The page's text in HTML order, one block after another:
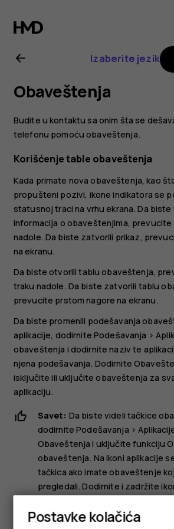
Nokia
8.1
uputstvo
za
korisnika
Izaberite jezik
Obaveštenja
Budite u kontaktu sa onim šta se
telefonu pomoću obaveštenja.
Korišćenje table obaveštenja
Kada primate nova obaveštenja, kao
propušteni pozivi, ikone indikatora se
statusnoj traci na vrhu ekrana. Da biste
informacija o obaveštenjima,
nadole. Da biste zatvorili prikaz,
na ekranu.
Da biste otvorili tablu obaveštenja,
traku nadole. Da biste zatvorili tablu
prevucite prstom nagore na ekranu.
Da biste promenili podešavanja
aplikacije, dodirnitePodešavanja >
obaveštenja i dodirnite naziv te
njena podešavanja. Dodirnite
isključite ili uključite obaveštenja za
aplikaciju.
Savet: Da biste videli tačkice
dodirnitePodešavanja >
Obaveštenja i uključite funkciju
obaveštenja. Na ikoni aplikacije
tačkica ako imate obaveštenje
pregledali. Dodirnite i zadržite
da biste ga otvorili, ili da ga
Postavke kolačića